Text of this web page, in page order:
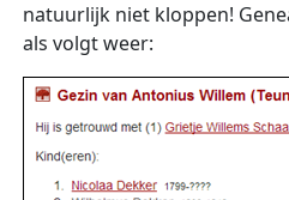
natuurlijk niet kloppen!
als volgt weer: